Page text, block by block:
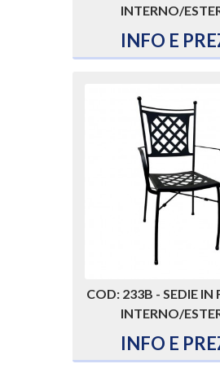
INTERNO/
INFO E
COD: 233B - SEDIE IN
INTERNO/
INFO E